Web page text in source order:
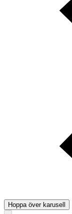
Hoppa över karusell